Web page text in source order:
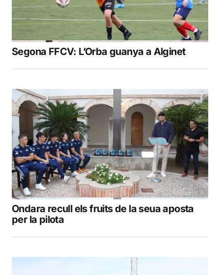
Segona FFCV: L’Orba guanya a Alginet
Ondara recull els fruits de la seua aposta
per la pilota